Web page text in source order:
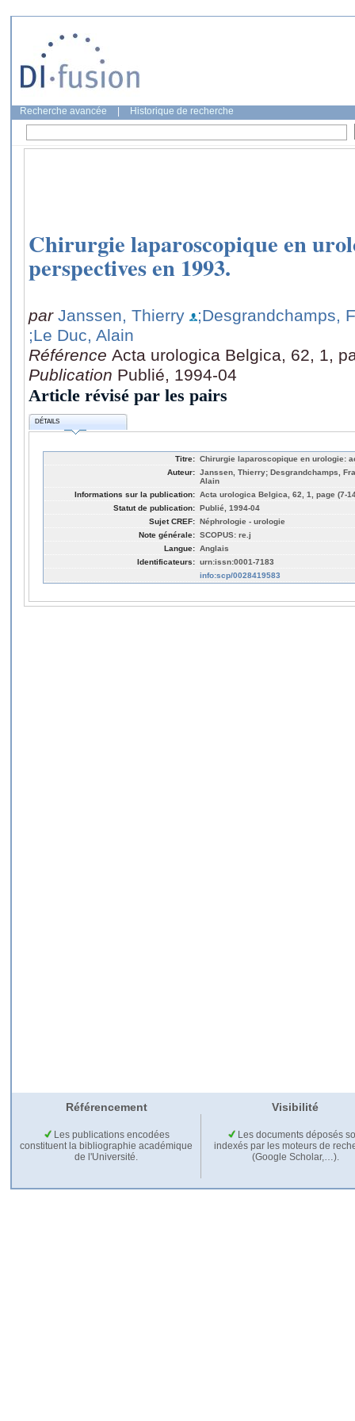
Recherche avancée Historique de recherche
Chirurgie laparoscopique en
perspectives en 1993.
par Janssen, Thierry
;Desgrandchamps,
;Le Duc, Alain
Référence Acta urologica Belgica, 62, 1,
Publication Publié, 1994-04
Article révisé par les pairs
DÉTAILS
Titre: Chirurgie laparoscopique en urologie:
Auteur: Janssen, Thierry; Desgrandchamps,
Alain
Informations sur la publication: Acta urologica Belgica, 62, 1, page (7-
Statut de publication: Publié, 1994-04
Sujet CREF: Néphrologie - urologie
Note générale: SCOPUS: re.j
Langue: Anglais
Identificateurs: urn:issn:0001-7183
info:scp/0028419583
Référencement Visibilité
Les publications encodées
constituent la bibliographie académique
de l'Université.
Les documents déposés
indexés par les moteurs de
(Google Scholar,…).